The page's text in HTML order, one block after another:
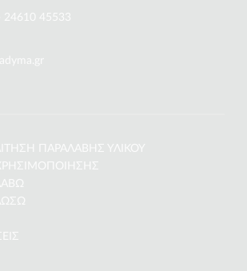
45533
ΠΑΡΑΛΑΒΉΣ ΥΛΙΚΟΎ